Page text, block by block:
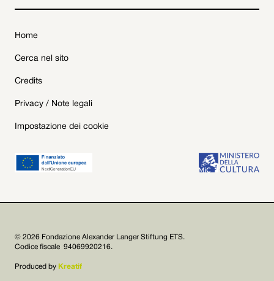
Home
Cerca nel sito
Credits
Privacy / Note legali
Impostazione dei cookie
© 2026 Fondazione Alexander Langer Stiftung ETS.
Codice fiscale 94069920216.
Produced by Kreatif